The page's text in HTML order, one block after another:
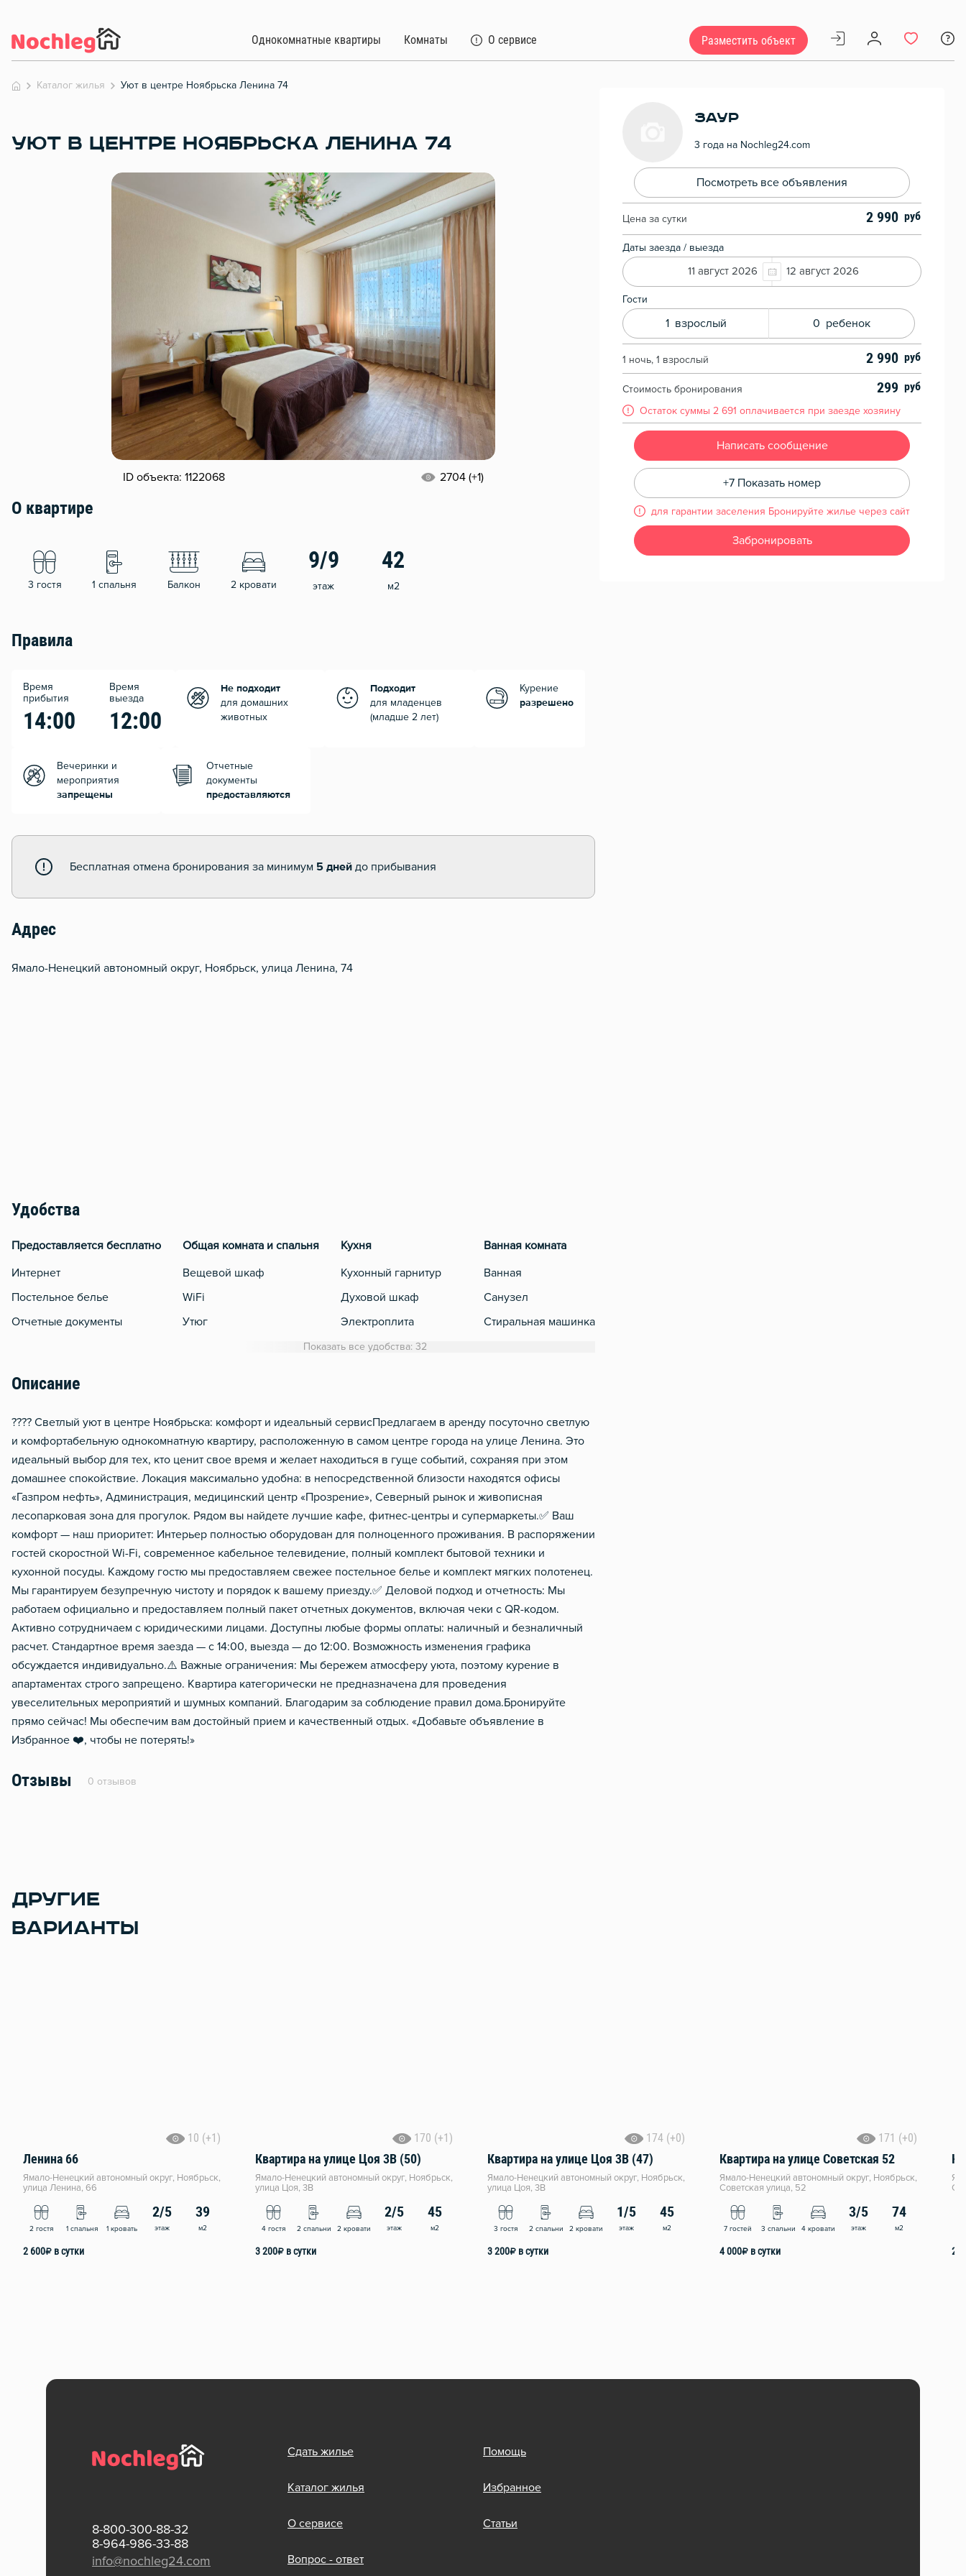
Однокомнатные квартиры Комнаты О сервисе Разместить объект
Каталог жилья Уют в центре Ноябрьска Ленина 74
УЮТ В ЦЕНТРЕ НОЯБРЬСКА ЛЕНИНА 74
ID объекта: 1122068 2704 (+1)
О квартире
3 гостя 1 спальня Балкон 2 кровати
9/9
этаж
42
м2
Правила
Время
прибытия
14:00
Время
выезда
12:00
Не подходит
для домашних
животных
Подходит
для младенцев
(младше 2 лет)
Курение
разрешено
Вечеринки и
мероприятия
запрещены
Отчетные
документы
предоставляются
Бесплатная отмена бронирования за минимум 5 дней до прибывания
Адрес
Ямало-Ненецкий автономный округ, Ноябрьск, улица Ленина, 74
Удобства
Предоставляется бесплатно
Интернет
Постельное белье
Отчетные документы
Общая комната и спальня
Вещевой шкаф
WiFi
Утюг
Балкон
Стол, рабочее место
Чистящие средства
Металлическая дверь
Кухня
Кухонный гарнитур
Духовой шкаф
Электроплита
Холодильник
Электрический чайник
Посуда
Столовые приборы
Ванная комната
Ванная
Санузел
Стиральная машинка
Шампунь, мыло
Показать все удобства: 32
Описание
???? Светлый уют в центре Ноябрьска: комфорт и идеальный сервис ​Предлагаем в аренду посуточно светлую
и комфортабельную однокомнатную квартиру, расположенную в самом центре города на улице Ленина. Это
идеальный выбор для тех, кто ценит свое время и желает находиться в гуще событий, сохраняя при этом
домашнее спокойствие. Локация максимально удобна: в непосредственной близости находятся офисы
«Газпром нефть», Администрация, медицинский центр «Прозрение», Северный рынок и живописная
лесопарковая зона для прогулок. Рядом вы найдете лучшие кафе, фитнес-центры и супермаркеты. ​✅ Ваш
комфорт — наш приоритет: Интерьер полностью оборудован для полноценного проживания. В распоряжении
гостей скоростной Wi-Fi, современное кабельное телевидение, полный комплект бытовой техники и
кухонной посуды. Каждому гостю мы предоставляем свежее постельное белье и комплект мягких полотенец.
Мы гарантируем безупречную чистоту и порядок к вашему приезду. ​✅ Деловой подход и отчетность: Мы
работаем официально и предоставляем полный пакет отчетных документов, включая чеки с QR-кодом.
Активно сотрудничаем с юридическими лицами. Доступны любые формы оплаты: наличный и безналичный
расчет. Стандартное время заезда — с 14:00, выезда — до 12:00. Возможность изменения графика
обсуждается индивидуально. ​⚠️ Важные ограничения: Мы бережем атмосферу уюта, поэтому курение в
апартаментах строго запрещено. Квартира категорически не предназначена для проведения
увеселительных мероприятий и шумных компаний. Благодарим за соблюдение правил дома. ​Бронируйте
прямо сейчас! Мы обеспечим вам достойный прием и качественный отдых. «Добавьте объявление в
Избранное ❤️, чтобы не потерять!»
Отзывы 0 отзывов
Заур
3 года на Nochleg24.com
Посмотреть все объявления
Цена за сутки 2 990
Даты заезда / выезда
11 август 2026 12 август 2026
Гости
1 взрослый 0 ребенок
1 ночь, 1 взрослый 2 990
Стоимость бронирования 299
Остаток суммы 2 691 оплачивается при заезде хозяину
Написать сообщение
+7 Показать номер
для гарантии заселения Бронируйте жилье через сайт
Забронировать
ДРУГИЕ
ВАРИАНТЫ
10 (+1)
Ленина 66
Ямало-Ненецкий автономный округ, Ноябрьск,
улица Ленина, 66
2 гостя 1 спальня 1 кровать
2/5
этаж
39
м2
2 600₽ в сутки
170 (+1)
Квартира на улице Цоя 3В (50)
Ямало-Ненецкий автономный округ, Ноябрьск,
улица Цоя, 3В
4 гостя 2 спальни 2 кровати
2/5
этаж
45
м2
3 200₽ в сутки
174 (+0)
Квартира на улице Цоя 3В (47)
Ямало-Ненецкий автономный округ, Ноябрьск,
улица Цоя, 3В
3 гостя 2 спальни 2 кровати
1/5
этаж
45
м2
3 200₽ в сутки
171 (+0)
Квартира на улице Советская 52
Ямало-Ненецкий автономный округ, Ноябрьск,
Советская улица, 52
7 гостей 3 спальни 4 кровати
3/5
этаж
74
м2
4 000₽ в сутки 2
8-800-300-88-32
8-964-986-33-88
info@nochleg24.com
Сдать жилье
Каталог жилья
О сервисе
Вопрос - ответ
Помощь
Избранное
Статьи